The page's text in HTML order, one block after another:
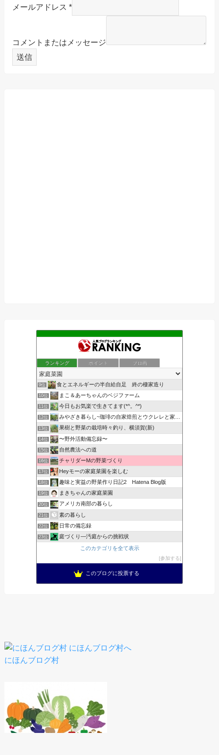
メールアドレス *
コメントまたはメッセージ
送信
ランキング ポイント ブロ画
9位 食とエネルギーの半自給自足 終の棲家造り
10位 まこ＆あーちゃんのベジファーム
11位 今日もお気楽で生きてます(*^。^*)
12位 みやざき暮らし~珈琲の自家焙煎とウクレレと家庭菜園~
13位 果樹と野菜の栽培時々釣り、横須賀(新)
14位 〜野外活動備忘録〜
15位 自然農法への道
16位 チャリダーMの野菜づくり
17位 Heyモーの家庭菜園を楽しむ
18位 趣味と実益の野菜作り日記2 Hatena Blog版
19位 まきちゃんの家庭菜園
20位 アメリカ南部の暮らし
21位 素の暮らし
22位 日常の備忘録
23位 庭づくり―汚庭からの挑戦状
このカテゴリを全て表示
参加する
このブログに投票する
にほんブログ村